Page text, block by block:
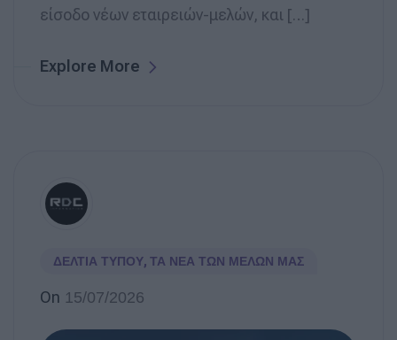
είσοδο νέων εταιρειών-μελών, και […]
Explore More
ΔΕΛΤΊΑ ΤΎΠΟΥ, ΤΑ ΝΈΑ ΤΩΝ ΜΕΛΏΝ ΜΑΣ
On 15/07/2026